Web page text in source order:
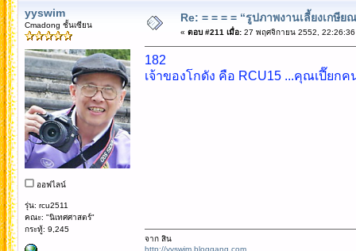
yyswim
Cmadong ชั้นเซียน
ออฟไลน์
รุ่น: rcu2511
คณะ: "นิเทศศาสตร์"
กระทู้: 9,245
Re: = = = = “รูปภาพงานเลี้ยงเกษี
« ตอบ #211 เมื่อ:27 พฤศจิกายน 2552, 22:26:36
182
เจ้าของโกดัง คือ RCU15 ...คุณเปี๊ยก
จาก สิน
http://yyswim.bloggang.com